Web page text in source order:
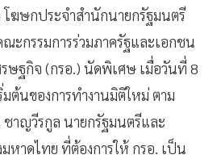
โฆษกประจำสำนักนายกรัฐมนตรี
ะกรรมการร่วมภาครัฐและเอกชน
ษฐกิจ (กรอ.) นัดพิเศษ เมื่อวันที่ 8
ต้นของการทำงานมิติใหม่ ตาม
าญวีรกูล นายกรัฐมนตรีและ
มหาดไทย ที่ต้องการให้ กรอ. เป็น